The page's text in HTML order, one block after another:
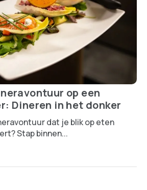
op een
Dineren in het donker
dat je blik op eten
Stap binnen...